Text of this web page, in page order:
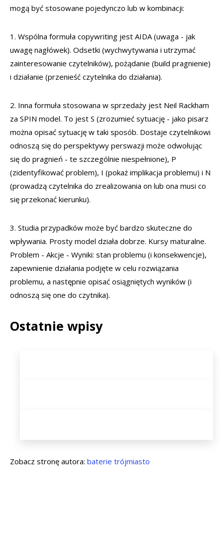
mogą być stosowane pojedynczo lub w kombinacji:
1. Wspólna formuła copywriting jest AIDA (uwaga - jak
uwagę nagłówek). Odsetki (wychwytywania i utrzymać
zainteresowanie czytelników), pożądanie (build pragnienie)
i działanie (przenieść czytelnika do działania).
2. Inna formuła stosowana w sprzedaży jest Neil Rackham
za SPIN model. To jest S (zrozumieć sytuację - jako pisarz
można opisać sytuację w taki sposób. Dostaje czytelnikowi
odnoszą się do perspektywy perswazji może odwołując
się do pragnień - te szczególnie niespełnione), P
(zidentyfikować problem), I (pokaż implikacja problemu) i N
(prowadzą czytelnika do zrealizowania on lub ona musi co
się przekonać kierunku).
3. Studia przypadków może być bardzo skuteczne do
wpływania. Prosty model działa dobrze. Kursy maturalne.
Problem - Akcje - Wyniki: stan problemu (i konsekwencje),
zapewnienie działania podjęte w celu rozwiązania
problemu, a następnie opisać osiągniętych wyników (i
odnoszą się one do czytnika).
Ostatnie wpisy
Zobacz stronę autora: baterie trójmiasto